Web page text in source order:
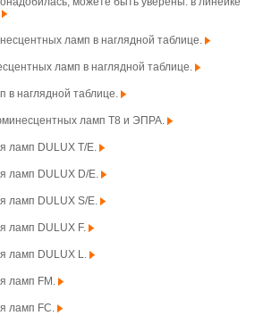
ламп в наглядной таблице.
ламп в наглядной таблице.
в наглядной таблице.
ламп T8 и ЭПРА.
ламп DULUX T/E.
ламп DULUX D/E.
ламп DULUX S/E.
ламп DULUX F.
ламп DULUX L.
ламп FM.
ламп FC.